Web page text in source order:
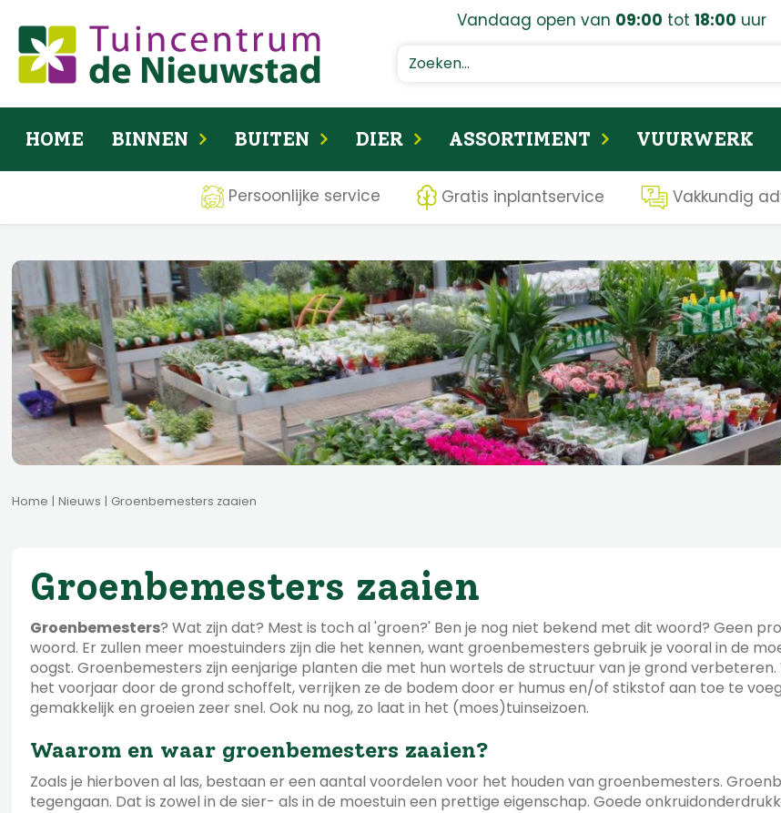
naar
content
Home Nieuws Groenbemesters zaaien
Vandaag open van 09:00 tot 18:00 uur
HOME BINNEN BUITEN DIER ASSORTIMENT VUURWERK
Persoonlijke service Gratis inplantservice Vakkundig
Groenbemesters zaaien
Groenbemesters? Wat zijn dat? Mest is toch al 'groen?' Ben je nog niet bekend met dit woord? Geen
woord. Er zullen meer moestuinders zijn die het kennen, want groenbemesters gebruik je vooral in de
oogst. Groenbemesters zijn eenjarige planten die met hun wortels de structuur van je grond
het voorjaar door de grond schoffelt, verrijken ze de bodem door er humus en/of stikstof aan toe te
gemakkelijk en groeien zeer snel. Ook nu nog, zo laat in het (moes)tuinseizoen.
Waarom en waar groenbemesters zaaien?
Zoals je hierboven al las, bestaan er een aantal voordelen voor het houden van groenbemesters.
tegengaan. Dat is zowel in de sier- als in de moestuin een prettige eigenschap. Goede